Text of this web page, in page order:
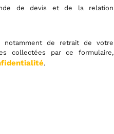
de devis et de la relation
de retrait de votre
collectées par ce formulaire,
.